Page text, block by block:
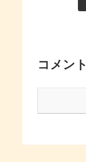
コメント